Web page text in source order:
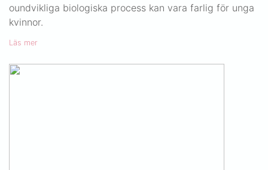
oundvikliga biologiska process kan vara farlig för unga
kvinnor.
Läs mer